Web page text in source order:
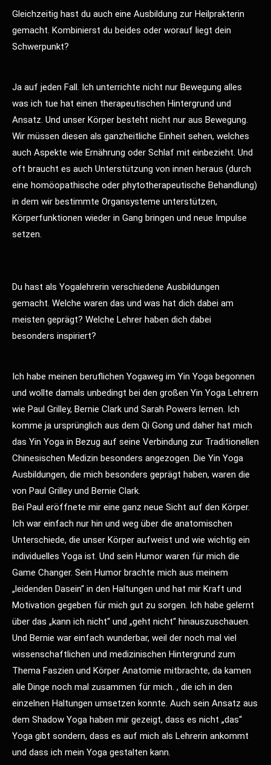
Gleichzeitig hast du auch eine Ausbildung zur Heilprakterin
gemacht. Kombinierst du beides oder worauf liegt dein
Schwerpunkt?
Ja auf jeden Fall. Ich unterrichte nicht nur Bewegung alles
was ich tue hat einen therapeutischen Hintergrund und
Ansatz. Und unser Körper besteht nicht nur aus Bewegung.
Wir müssen diesen als ganzheitliche Einheit sehen, welches
auch Aspekte wie Ernährung oder Schlaf mit einbezieht. Und
oft braucht es auch Unterstützung von innen heraus (durch
eine homöopathische oder phytotherapeutische Behandlung)
in dem wir bestimmte Organsysteme unterstützen,
Körperfunktionen wieder in Gang bringen und neue Impulse
setzen.
Du hast als Yogalehrerin verschiedene Ausbildungen
gemacht. Welche waren das und was hat dich dabei am
meisten geprägt? Welche Lehrer haben dich dabei
besonders inspiriert?
Ich habe meinen beruflichen Yogaweg im Yin Yoga begonnen
und wollte damals unbedingt bei den großen Yin Yoga Lehrern
wie Paul Grilley, Bernie Clark und Sarah Powers lernen. Ich
komme ja ursprünglich aus dem Qi Gong und daher hat mich
das Yin Yoga in Bezug auf seine Verbindung zur Traditionellen
Chinesischen Medizin besonders angezogen. Die Yin Yoga
Ausbildungen, die mich besonders geprägt haben, waren die
von Paul Grilley und Bernie Clark.
Bei Paul eröffnete mir eine ganz neue Sicht auf den Körper.
Ich war einfach nur hin und weg über die anatomischen
Unterschiede, die unser Körper aufweist und wie wichtig ein
individuelles Yoga ist. Und sein Humor waren für mich die
Game Changer. Sein Humor brachte mich aus meinem
„leidenden Dasein“ in den Haltungen und hat mir Kraft und
Motivation gegeben für mich gut zu sorgen. Ich habe gelernt
über das „kann ich nicht“ und „geht nicht“ hinauszuschauen.
Und Bernie war einfach wunderbar, weil der noch mal viel
wissenschaftlichen und medizinischen Hintergrund zum
Thema Faszien und Körper Anatomie mitbrachte, da kamen
alle Dinge noch mal zusammen für mich. , die ich in den
einzelnen Haltungen umsetzen konnte. Auch sein Ansatz aus
dem Shadow Yoga haben mir gezeigt, dass es nicht „das“
Yoga gibt sondern, dass es auf mich als Lehrerin ankommt
und dass ich mein Yoga gestalten kann.